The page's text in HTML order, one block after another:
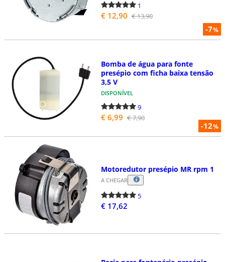
-7%
1
€ 12,90 € 13,90
-12%
Bomba de água para fonte
presépio com ficha baixa tensão
3,5 V
DISPONÍVEL
9
€ 6,99 € 7,90
Motoredutor presépio MR rpm 1
A CHEGAR
5
€ 17,62